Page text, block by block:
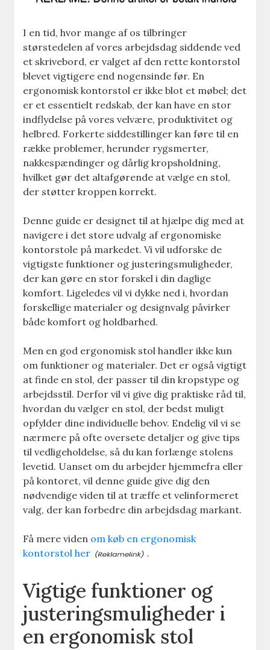
I en tid, hvor mange af os tilbringer
størstedelen af vores arbejdsdag siddende ved
et skrivebord, er valget af den rette kontorstol
blevet vigtigere end nogensinde før. En
ergonomisk kontorstol er ikke blot et møbel; det
er et essentielt redskab, der kan have en stor
indflydelse på vores velvære, produktivitet og
helbred. Forkerte siddestillinger kan føre til en
række problemer, herunder rygsmerter,
nakkespændinger og dårlig kropsholdning,
hvilket gør det altafgørende at vælge en stol,
der støtter kroppen korrekt.
Denne guide er designet til at hjælpe dig med at
navigere i det store udvalg af ergonomiske
kontorstole på markedet. Vi vil udforske de
vigtigste funktioner og justeringsmuligheder,
der kan gøre en stor forskel i din daglige
komfort. Ligeledes vil vi dykke ned i, hvordan
forskellige materialer og designvalg påvirker
både komfort og holdbarhed.
Men en god ergonomisk stol handler ikke kun
om funktioner og materialer. Det er også vigtigt
at finde en stol, der passer til din kropstype og
arbejdsstil. Derfor vil vi give dig praktiske råd til,
hvordan du vælger en stol, der bedst muligt
opfylder dine individuelle behov. Endelig vil vi se
nærmere på ofte oversete detaljer og give tips
til vedligeholdelse, så du kan forlænge stolens
levetid. Uanset om du arbejder hjemmefra eller
på kontoret, vil denne guide give dig den
nødvendige viden til at træffe et velinformeret
valg, der kan forbedre din arbejdsdag markant.
Få mere viden om køb en ergonomisk
kontorstol her
.
Vigtige funktioner og
justeringsmuligheder i
en ergonomisk stol